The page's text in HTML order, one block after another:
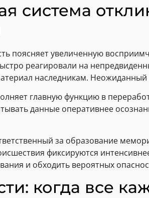
система
поясняет увеличенную
реагировали на
наследникам.
главную функцию в
данные оперативнее
за образование
фиксируются
и обходить вероятных
когда все